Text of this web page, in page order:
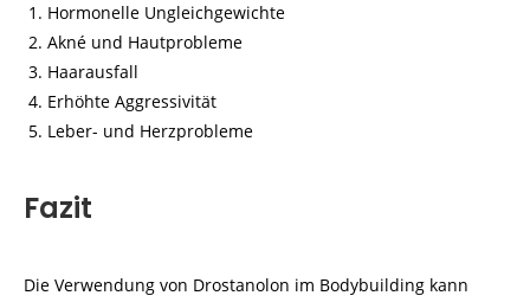
Hormonelle Ungleichgewichte
Akné und Hautprobleme
Haarausfall
Erhöhte Aggressivität
Leber- und Herzprobleme
Fazit
Die Verwendung von Drostanolon im Bodybuilding kann